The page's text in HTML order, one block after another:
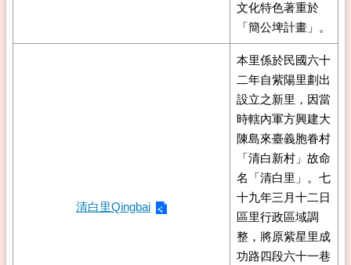
文化特色著重於
「簡公埤計畫」。
清白里Qingbai
本里係於民國六十
二年自紫陽里劃出
設立之新里，因當
時轄內軍方興建大
陳島來臺義胞眷村
「清白新村」故命
名「清白里」。七
十九年三月十二日
區里行政區域調
整，將原紫星里成
功路四段六十一巷